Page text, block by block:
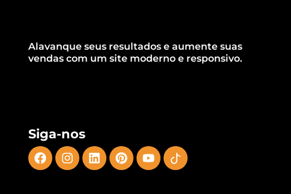
Alavanque seus resultados e aumente suas
vendas com um site moderno e responsivo.
Siga-nos